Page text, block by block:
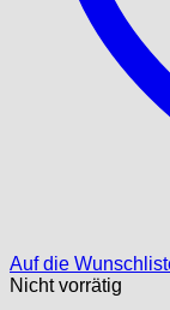
Auf die
Nicht vorrätig